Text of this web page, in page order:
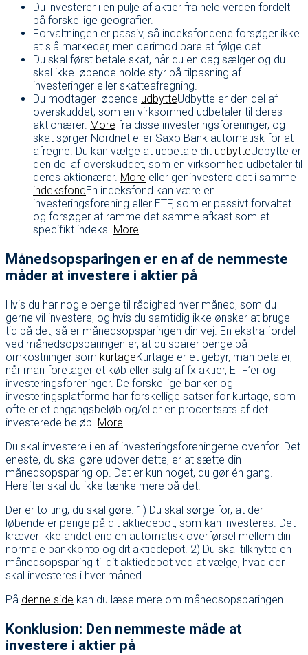
Du investerer i en pulje af aktier fra hele verden fordelt
på forskellige geografier.
Forvaltningen er passiv, så indeksfondene forsøger ikke
at slå markeder, men derimod bare at følge det.
Du skal først betale skat, når du en dag sælger og du
skal ikke løbende holde styr på tilpasning af
investeringer eller skatteafregning.
Du modtager løbende udbytteUdbytte er den del af
overskuddet, som en virksomhed udbetaler til deres
aktionærer. More fra disse investeringsforeninger, og
skat sørger Nordnet eller Saxo Bank automatisk for at
afregne. Du kan vælge at udbetale dit udbytteUdbytte er
den del af overskuddet, som en virksomhed udbetaler til
deres aktionærer. More eller geninvestere det i samme
indeksfond En indeksfond kan være en
investeringsforening eller ETF, som er passivt forvaltet
og forsøger at ramme det samme afkast som et
specifikt indeks. More.
Månedsopsparingen er en af de nemmeste
måder at investere i aktier på
Hvis du har nogle penge til rådighed hver måned, som du
gerne vil investere, og hvis du samtidig ikke ønsker at bruge
tid på det, så er månedsopsparingen din vej. En ekstra fordel
ved månedsopsparingen er, at du sparer penge på
omkostninger som kurtageKurtage er et gebyr, man betaler,
når man foretager et køb eller salg af fx aktier, ETF’er og
investeringsforeninger. De forskellige banker og
investeringsplatforme har forskellige satser for kurtage, som
ofte er et engangsbeløb og/eller en procentsats af det
investerede beløb. More.
Du skal investere i en af investeringsforeningerne ovenfor. Det
eneste, du skal gøre udover dette, er at sætte din
månedsopsparing op. Det er kun noget, du gør én gang.
Herefter skal du ikke tænke mere på det.
Der er to ting, du skal gøre. 1) Du skal sørge for, at der
løbende er penge på dit aktiedepot, som kan investeres. Det
kræver ikke andet end en automatisk overførsel mellem din
normale bankkonto og dit aktiedepot. 2) Du skal tilknytte en
månedsopsparing til dit aktiedepot ved at vælge, hvad der
skal investeres i hver måned.
På denne side kan du læse mere om månedsopsparingen.
Konklusion: Den nemmeste måde at
investere i aktier på